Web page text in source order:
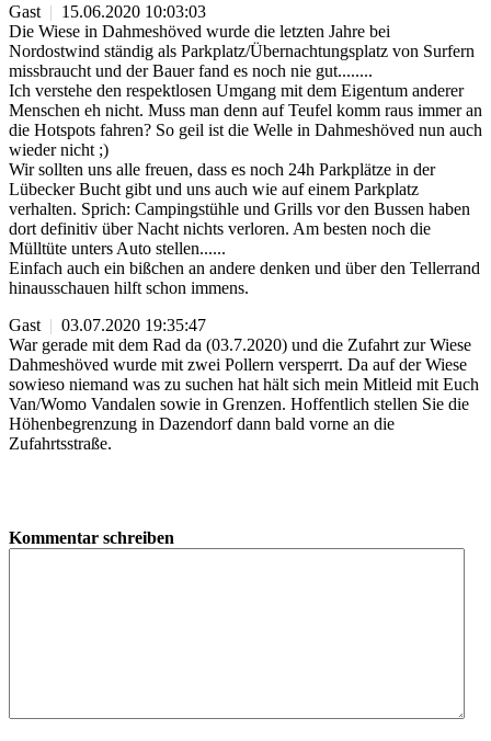
Gast | 15.06.2020 10:03:03
Die Wiese in Dahmeshöved wurde die letzten Jahre bei
Nordostwind ständig als Parkplatz/Übernachtungsplatz von Surfern
missbraucht und der Bauer fand es noch nie gut........
Ich verstehe den respektlosen Umgang mit dem Eigentum anderer
Menschen eh nicht. Muss man denn auf Teufel komm raus immer an
die Hotspots fahren? So geil ist die Welle in Dahmeshöved nun auch
wieder nicht ;)
Wir sollten uns alle freuen, dass es noch 24h Parkplätze in der
Lübecker Bucht gibt und uns auch wie auf einem Parkplatz
verhalten. Sprich: Campingstühle und Grills vor den Bussen haben
dort definitiv über Nacht nichts verloren. Am besten noch die
Mülltüte unters Auto stellen......
Einfach auch ein bißchen an andere denken und über den Tellerrand
hinausschauen hilft schon immens.
Gast | 03.07.2020 19:35:47
War gerade mit dem Rad da (03.7.2020) und die Zufahrt zur Wiese
Dahmeshöved wurde mit zwei Pollern versperrt. Da auf der Wiese
sowieso niemand was zu suchen hat hält sich mein Mitleid mit Euch
Van/Womo Vandalen sowie in Grenzen. Hoffentlich stellen Sie die
Höhenbegrenzung in Dazendorf dann bald vorne an die
Zufahrtsstraße.
Kommentar schreiben